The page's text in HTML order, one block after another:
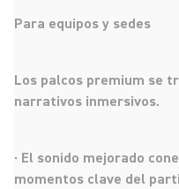
Para equipos y sedes
Los palcos premium se
narrativos inmersivos.
· El sonido mejorado
momentos clave del